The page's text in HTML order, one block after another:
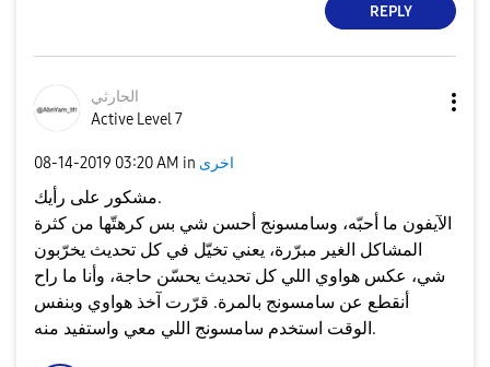
REPLY
الحارثي
Active Level 7
‎08-14-2019 03:20 AM in اخرى
مشكور على رأيك.
الآيفون ما أحبّه، وسامسونج أحسن شي بس كرهتّها من كثرة
المشاكل الغير مبرّرة، يعني تخيّل في كل تحديث يخرّبون
شي، عكس هواوي اللي كل تحديث يحسّن حاجة، وأنا ما راح
أنقطع عن سامسونج بالمرة. قرّرت آخذ هواوي وبنفس
الوقت استخدم سامسونج اللي معي واستفيد منه.